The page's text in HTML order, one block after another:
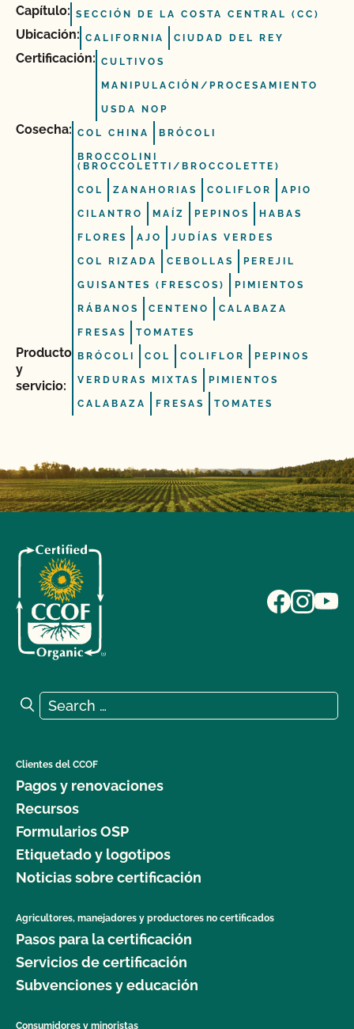
Capítulo: SECCIÓN DE LA COSTA CENTRAL (CC)
Ubicación: CALIFORNIA CIUDAD DEL REY
Certificación: CULTIVOS
MANIPULACIÓN/PROCESAMIENTO
USDA NOP
Cosecha: COL CHINA BRÓCOLI
BROCCOLINI
(BROCCOLETTI/BROCCOLETTE)
COL ZANAHORIAS COLIFLOR APIO
CILANTRO MAÍZ PEPINOS HABAS
FLORES AJO JUDÍAS VERDES
COL RIZADA CEBOLLAS PEREJIL
GUISANTES (FRESCOS) PIMIENTOS
RÁBANOS CENTENO CALABAZA
FRESAS TOMATES
Producto
y
servicio:
BRÓCOLI COL COLIFLOR PEPINOS
VERDURAS MIXTAS PIMIENTOS
CALABAZA FRESAS TOMATES
Search for:
Search
Clientes del CCOF
Pagos y renovaciones
Recursos
Formularios OSP
Etiquetado y logotipos
Noticias sobre certificación
Agricultores, manejadores y productores no certificados
Pasos para la certificación
Servicios de certificación
Subvenciones y educación
Consumidores y minoristas